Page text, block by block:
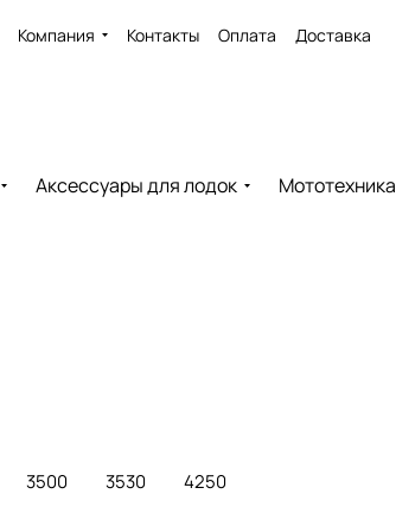
Компания Контакты Оплата Доставка
Аксессуары для лодок Мототехника
3500 3530 4250